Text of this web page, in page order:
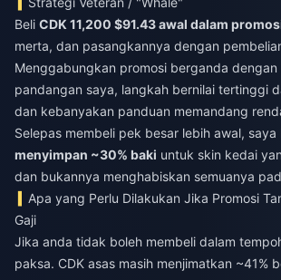
Beli CDK 11,200 $91.43 awal dalam
merta, dan pasangkannya dengan
Menggabungkan promosi berganda
pandangan saya, langkah bernilai tertinggi
dan kebanyakan panduan memandang
Selepas membeli pek besar lebih awal, saya
menyimpan ~30% baki untuk skin kedai
dan bukannya menghabiskan semuanya
Apa yang Perlu Dilakukan Jika Promosi
Gaji
Jika anda tidak boleh membeli dalam
paksa. CDK asas masih menjimatkan ~41%